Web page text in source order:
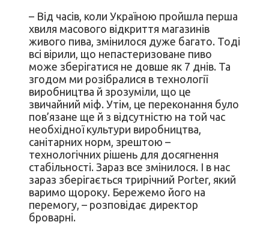
– Від часів, коли Україною пройшла перша
хвиля масового відкриття магазинів
живого пива, змінилося дуже багато. Тоді
всі вірили, що непастеризоване пиво
може зберігатися не довше як 7 днів. Та
згодом ми розібралися в технології
виробництва й зрозуміли, що це
звичайний міф. Утім, це переконання було
пов’язане ще й з відсутністю на той час
необхідної культури виробництва,
санітарних норм, зрештою –
технологічних рішень для досягнення
стабільності. Зараз все змінилося. І в нас
зараз зберігається трирічний Porter, який
варимо щороку. Бережемо його на
перемогу, – розповідає директор
броварні.